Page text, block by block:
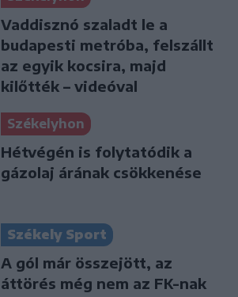
Vaddisznó szaladt le a
budapesti metróba, felszállt
az egyik kocsira, majd
kilőtték – videóval
Székelyhon
Hétvégén is folytatódik a
gázolaj árának csökkenése
Székely Sport
A gól már összejött, az
áttörés még nem az FK-nak